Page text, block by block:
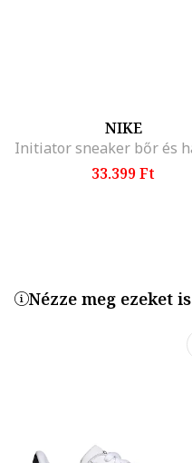
NIKE
33.399 Ft
Nézze meg ezeket is